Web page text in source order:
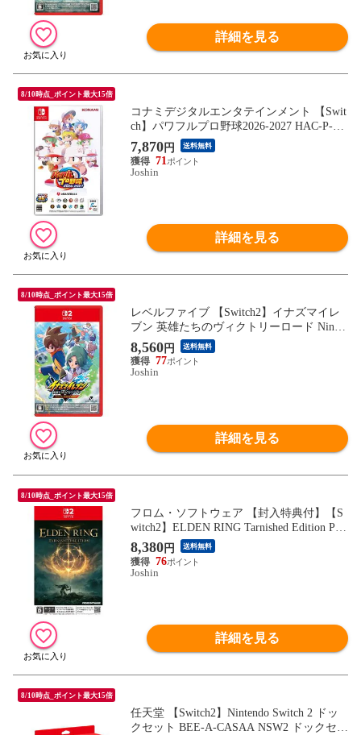
詳細を見る
8/10時点_ポイント最大15倍
コナミデジタルエンタテインメント 【Swit
ch】パワフルプロ野球2026-2027 HAC-P-BQ
PYA NSW パワフルプロヤキュウ 2026-2027
【返品種別B】
7,870円 送料無料
71
Joshin
詳細を見る
8/10時点_ポイント最大15倍
レベルファイブ 【Switch2】イナズマイレ
ブン 英雄たちのヴィクトリーロード Ninten
do Switch 2 Edition NXS-P-AMCNC NSW2
イナズマイレブン エイユウタチノヴィクト
リ-ロ-ド 【返品種別B】
8,560円 送料無料
77
Joshin
詳細を見る
8/10時点_ポイント最大15倍
フロム・ソフトウェア 【封入特典付】【S
witch2】ELDEN RING Tarnished Edition PO
T-P-AAF6C NSW2 エルデンリング タ-ニッ
シュエディション 【返品種別B】
8,380円 送料無料
76
Joshin
詳細を見る
8/10時点_ポイント最大15倍
任天堂 【Switch2】Nintendo Switch 2 ドッ
クセット BEE-A-CASAA NSW2 ドックセッ